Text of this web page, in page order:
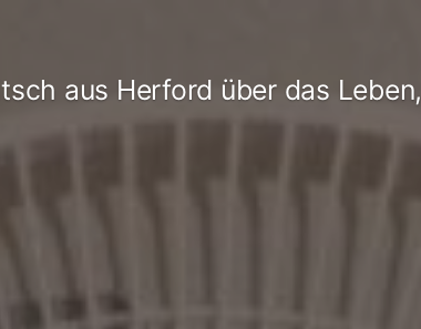
aus Herford über das Leben,